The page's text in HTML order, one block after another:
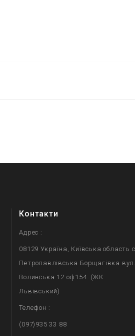
Контакти
Адрес :
08129 Україна, Київська область
Петропавлівська Борщагівка
Волинська 12 оф154. (ЖК
Львівський)
Телефон :
(097)935 33 88